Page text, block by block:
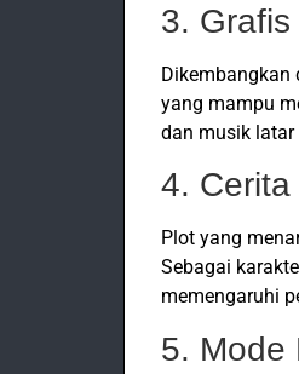
3.
Dikembangkan
yang mampu
dan musik latar
4.
Plot yang
Sebagai
memengaruhi
5. Mode